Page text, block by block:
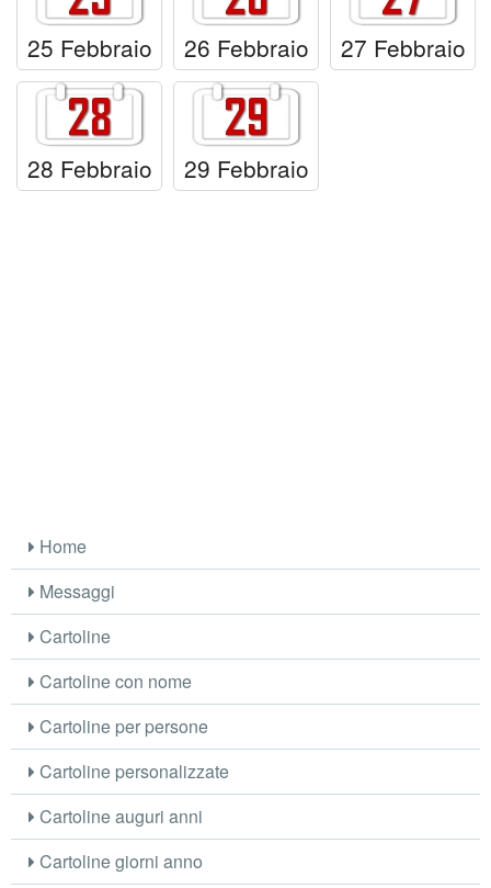
25 Febbraio 26 Febbraio 27 Febbraio
28 Febbraio 29 Febbraio
Home
Messaggi
Cartoline
Cartoline con nome
Cartoline per persone
Cartoline personalizzate
Cartoline auguri anni
Cartoline giorni anno